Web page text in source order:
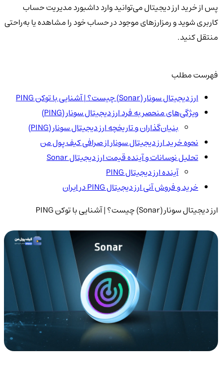
پس از خرید ارز دیجیتال می‌توانید وارد داشبورد مدیریت حساب
کاربری شوید و رمزارزهای موجود در حساب خود را مشاهده یا به‌راحتی
منتقل کنید.
فهرست مطلب
ارز دیجیتال سونار (Sonar) چیست؟ | آشنایی با توکن PING
ویژگی‌های منحصر به فرد ارز دیجیتال سونار (PING)
بنیان‌گذاران و تاریخچه ارز دیجیتال سونار (PING)
نحوه خرید ارز دیجیتال سونار از صرافی کیف پول من
تحلیل نوسانات و آینده قیمت ارز دیجیتال Sonar
آینده ارز دیجیتال PING
خرید و فروش آنی ارز دیجیتال PING در ایران
ارز دیجیتال سونار (Sonar) چیست؟ | آشنایی با توکن PING